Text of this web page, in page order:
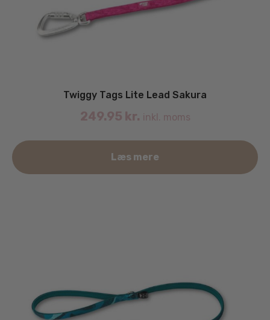
Twiggy Tags Lite Lead Sakura
249.95 kr. inkl. moms
Læs mere